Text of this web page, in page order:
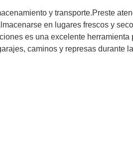
y transporte.Preste
en lugares frescos y
es una excelente
caminos y represas durante